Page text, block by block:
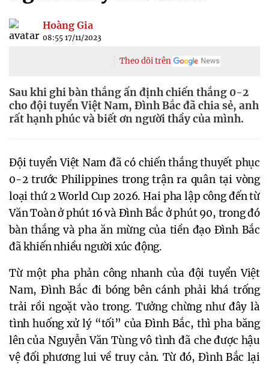
Hoàng Gia
08:55 17/11/2023
Theo dõi trên
Sau khi ghi bàn thắng ấn định chiến thắng 0-2
cho đội tuyển Việt Nam, Đình Bắc đã chia sẻ, anh
rất hạnh phúc và biết ơn người thầy của mình.
Đội tuyển Việt Nam đã có chiến thắng thuyết phục
0-2 trước Philippines trong trận ra quân tại vòng
loại thứ 2 World Cup 2026. Hai pha lập công đến từ
Văn Toàn ở phút 16 và Đình Bắc ở phút 90, trong đó
bàn thắng và pha ăn mừng của tiền đạo Đình Bắc
đã khiến nhiều người xúc động.
Từ một pha phản công nhanh của đội tuyển Việt
Nam, Đình Bắc đi bóng bên cánh phải khá trống
trải rồi ngoặt vào trong. Tưởng chừng như đây là
tình huống xử lý “tối” của Đình Bắc, thì pha băng
lên của Nguyễn Văn Tùng vô tình đã che được hậu
vệ đối phương lui về truy cản. Từ đó, Đình Bắc lại